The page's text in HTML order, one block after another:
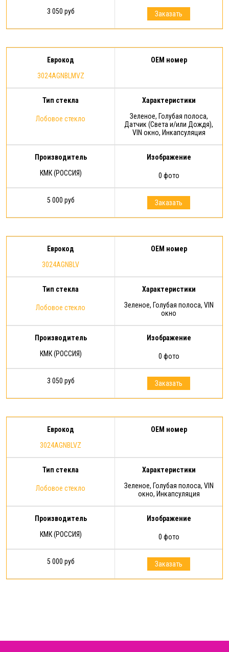
3 050 руб Заказать
Еврокод
3024AGNBLMVZ
OEM номер
Тип стекла
Лобовое стекло
Характеристики
Зеленое, Голубая полоса,
Датчик (Света и/или Дождя),
VIN окно, Инкапсуляция
Производитель
КМК (РОССИЯ)
Изображение
0 фото
5 000 руб Заказать
Еврокод
3024AGNBLV
OEM номер
Тип стекла
Лобовое стекло
Характеристики
Зеленое, Голубая полоса, VIN
окно
Производитель
КМК (РОССИЯ)
Изображение
0 фото
3 050 руб Заказать
Еврокод
3024AGNBLVZ
OEM номер
Тип стекла
Лобовое стекло
Характеристики
Зеленое, Голубая полоса, VIN
окно, Инкапсуляция
Производитель
КМК (РОССИЯ)
Изображение
0 фото
5 000 руб Заказать